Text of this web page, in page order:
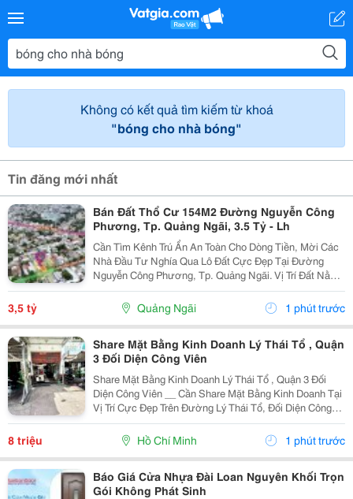
Không có kết quả tìm kiếm từ khoá
"bóng cho nhà bóng"
Tin đăng mới nhất
Bán Đất Thổ Cư 154M2 Đường Nguyễn Công
Phương, Tp. Quảng Ngãi, 3.5 Tỷ - Lh
Cần Tìm Kênh Trú Ẩn An Toàn Cho Dòng Tiền, Mời Các
Nhà Đầu Tư Nghía Qua Lô Đất Cực Đẹp Tại Đường
Nguyễn Công Phương, Tp. Quảng Ngãi. Vị Trí Đất Nằm
Ngay Khu Vực Trung Tâm Phường Nghĩa Lộ, Nơi Giao
Thương Sầm Uất Và Tiềm Năng Tăng Giá Rất Rõ...
3,5 tỷ Quảng Ngãi 1 phút trước
Share Mặt Bằng Kinh Doanh Lý Thái Tổ , Quận
3 Đối Diện Công Viên
Share Mặt Bằng Kinh Doanh Lý Thái Tổ , Quận 3 Đối
Diện Công Viên __ Cần Share Mặt Bằng Kinh Doanh Tại
Vị Trí Cực Đẹp Trên Đường Lý Thái Tổ, Đối Diện Công
Viên Giọt Nước Mắt, Khu Vực Đông Người Qua Lại Từ
Sáng Đến Chiều. * Địa Chỉ: 42 Đường Lý Thái...
8 triệu Hồ Chí Minh 1 phút trước
Báo Giá Cửa Nhựa Đài Loan Nguyên Khối Trọn
Gói Không Phát Sinh